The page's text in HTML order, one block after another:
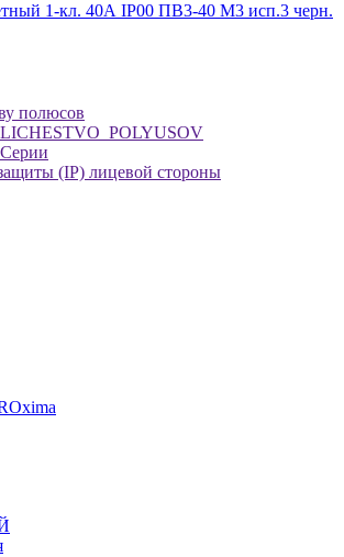
1-кл. 40А IP00 ПВ3-40 М3 исп.3 черн.
полюсов
(IP) лицевой стороны